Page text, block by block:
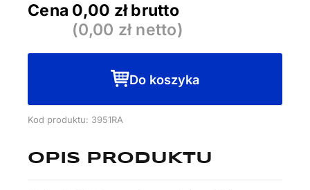
Cena 0,00 zł brutto
(0,00 zł netto)
Do koszyka
Kod produktu: 3951RA
OPIS PRODUKTU